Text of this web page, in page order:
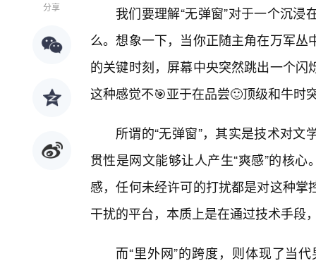
分享
我们要理解“无弹窗”对于一个沉
么。想象一下，当你正随主角在万军
的关键时刻，屏幕中央突然跳出一个
这种感觉不🎯亚于在品尝🙂顶级和牛时
所谓的“无弹窗”，其实是技术对
贯性是网文能够让人产生“爽感”的核
感，任何未经许可的打扰都是对这种
干扰的平台，本质上是在通过技术手段
而“里外网”的跨度，则体现了当